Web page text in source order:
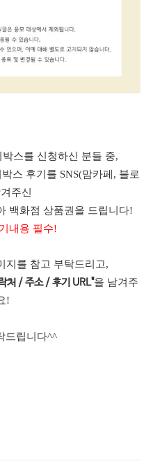
스를 신청하신 분들 중,
스 후기를 SNS(맘카페, 블로
주신
백화점 상품권을 드립니다!
내용 필수!
지를 참고 부탁드리고,
처 / 주소 / 후기 URL"을 남겨주
!
드립니다^^